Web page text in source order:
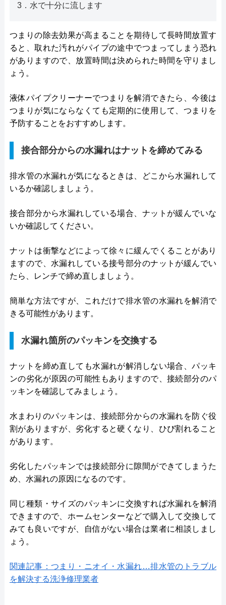
3．水で十分に流します
つまりの除去効果が高まることを期待して長時間放置す
ると、取れた汚れがパイプの途中でつまってしまう恐れ
がありますので、放置時間は決められた時間を守りまし
ょう。
液体パイプクリーナーでつまりを解消できたら、今後は
つまりが気にならなくても定期的に使用して、つまりを
予防することをおすすめします。
接合部分からの水漏れはナットを締めてみる
排水管の水漏れが気になるときは、どこから水漏れして
いるか確認しましょう。
接合部分から水漏れしている場合、ナットが緩んでいな
いか確認してください。
ナットは衝撃などによって徐々に緩んでくることがあり
ますので、水漏れしている接号部分のナットが緩んでい
たら、レンチで締め直しましょう。
簡単な方法ですが、これだけで排水管の水漏れを解消で
きる可能性があります。
水漏れ箇所のパッキンを交換する
ナットを締め直しても水漏れが解消しない場合、パッキ
ンの劣化が原因の可能性もありますので、接続部分のパ
ッキンを確認してみましょう。
水まわりのパッキンは、接続部分からの水漏れを防ぐ役
割がありますが、劣化すると硬くなり、ひび割れること
があります。
劣化したパッキンでは接続部分に隙間ができてしまうた
め、水漏れの原因になるのです。
同じ種類・サイズのパッキンに交換すれば水漏れを解消
できますので、ホームセンターなどで購入して交換して
みても良いですが、自信がない場合は業者に相談しまし
ょう。
関連記事：つまり・ニオイ・水漏れ…排水管のトラブル
を解決する洗浄修理業者